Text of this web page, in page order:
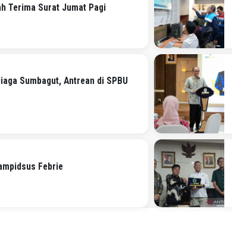
Terima Surat Jumat Pagi
Sumbagut, Antrean di SPBU
Febrie